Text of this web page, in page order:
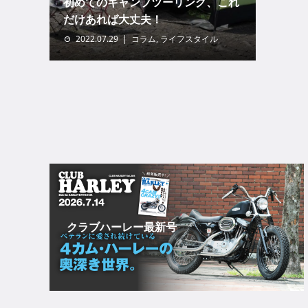
だけあれば大丈夫！
2022.07.29 コラム,ライフスタイル
クラブハーレー最新号